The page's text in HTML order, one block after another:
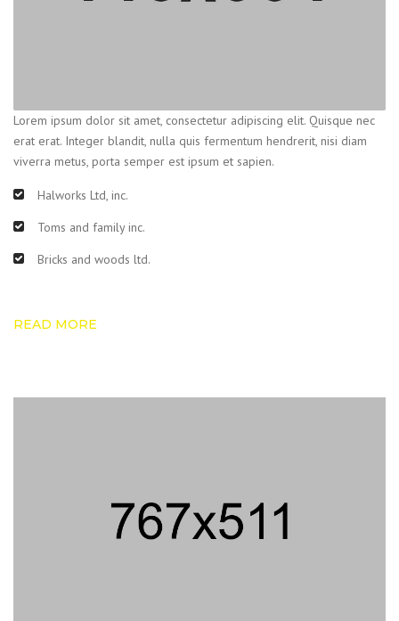
Lorem ipsum dolor sit amet, consectetur adipiscing elit. Quisque nec
erat erat. Integer blandit, nulla quis fermentum hendrerit, nisi diam
viverra metus, porta semper est ipsum et sapien.
Halworks Ltd, inc.
Toms and family inc.
Bricks and woods ltd.
READ MORE